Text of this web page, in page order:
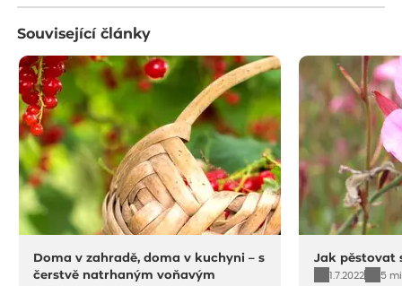
Související články
Doma v zahradě, doma v kuchyni – s
čerstvě natrhaným voňavým
Jak pěstovat
1.7.2022
5